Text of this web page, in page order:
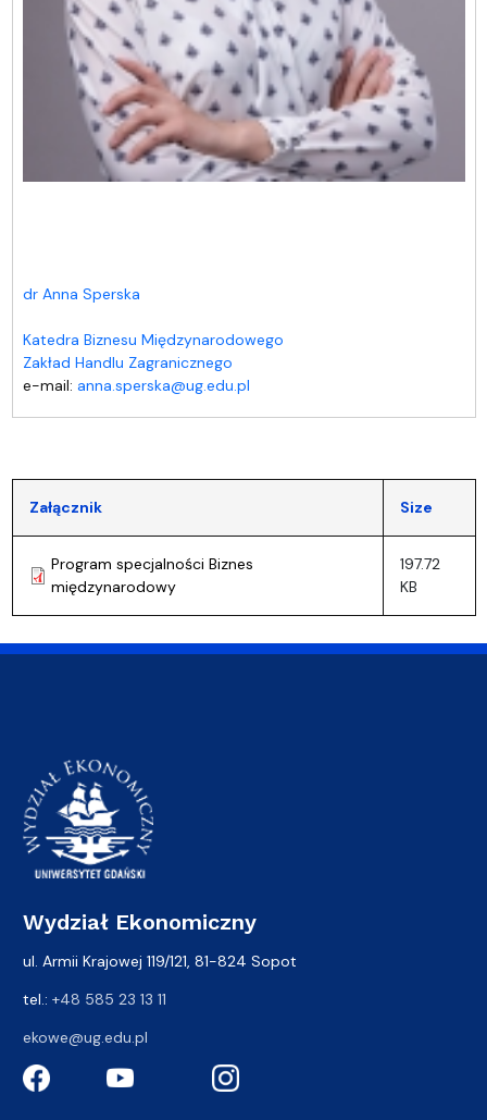
dr Anna Sperska
Katedra Biznesu Międzynarodowego
Zakład Handlu Zagranicznego
e-mail: anna.sperska@ug.edu.pl
Załącznik Size
Program specjalności Biznes
międzynarodowy
197.72
KB
Wydział Ekonomiczny
ul. Armii Krajowej 119/121, 81-824 Sopot
tel.: +48 585 23 13 11
ekowe@ug.edu.pl